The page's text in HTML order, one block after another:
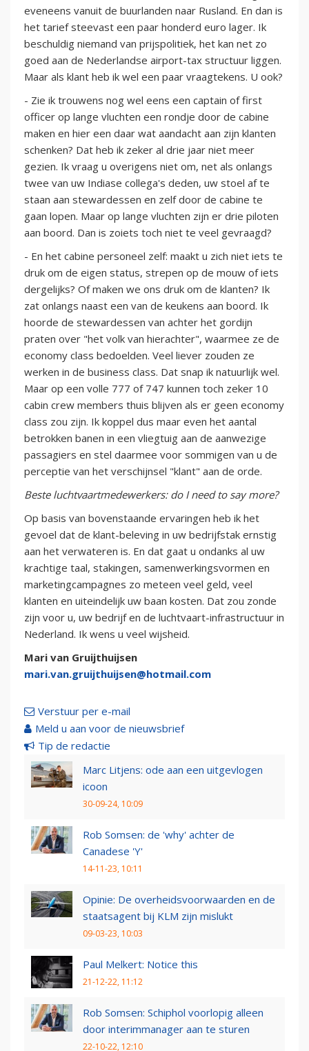
eveneens vanuit de buurlanden naar Rusland. En dan is
het tarief steevast een paar honderd euro lager. Ik
beschuldig niemand van prijspolitiek, het kan net zo
goed aan de Nederlandse airport-tax structuur liggen.
Maar als klant heb ik wel een paar vraagtekens. U ook?
- Zie ik trouwens nog wel eens een captain of first
officer op lange vluchten een rondje door de cabine
maken en hier een daar wat aandacht aan zijn klanten
schenken? Dat heb ik zeker al drie jaar niet meer
gezien. Ik vraag u overigens niet om, net als onlangs
twee van uw Indiase collega's deden, uw stoel af te
staan aan stewardessen en zelf door de cabine te
gaan lopen. Maar op lange vluchten zijn er drie piloten
aan boord. Dan is zoiets toch niet te veel gevraagd?
- En het cabine personeel zelf: maakt u zich niet iets te
druk om de eigen status, strepen op de mouw of iets
dergelijks? Of maken we ons druk om de klanten? Ik
zat onlangs naast een van de keukens aan boord. Ik
hoorde de stewardessen van achter het gordijn
praten over "het volk van hierachter", waarmee ze de
economy class bedoelden. Veel liever zouden ze
werken in de business class. Dat snap ik natuurlijk wel.
Maar op een volle 777 of 747 kunnen toch zeker 10
cabin crew members thuis blijven als er geen economy
class zou zijn. Ik koppel dus maar even het aantal
betrokken banen in een vliegtuig aan de aanwezige
passagiers en stel daarmee voor sommigen van u de
perceptie van het verschijnsel "klant" aan de orde.
Beste luchtvaartmedewerkers: do I need to say more?
Op basis van bovenstaande ervaringen heb ik het
gevoel dat de klant-beleving in uw bedrijfstak ernstig
aan het verwateren is. En dat gaat u ondanks al uw
krachtige taal, stakingen, samenwerkingsvormen en
marketingcampagnes zo meteen veel geld, veel
klanten en uiteindelijk uw baan kosten. Dat zou zonde
zijn voor u, uw bedrijf en de luchtvaart-infrastructuur in
Nederland. Ik wens u veel wijsheid.
Mari van Gruijthuijsen
mari.van.gruijthuijsen@hotmail.com
Verstuur per e-mail
Meld u aan voor de nieuwsbrief
Tip de redactie
Marc Litjens: ode aan een uitgevlogen
icoon
30-09-24, 10:09
Rob Somsen: de 'why' achter de
Canadese 'Y'
14-11-23, 10:11
Opinie: De overheidsvoorwaarden en de
staatsagent bij KLM zijn mislukt
09-03-23, 10:03
Paul Melkert: Notice this
21-12-22, 11:12
Rob Somsen: Schiphol voorlopig alleen
door interimmanager aan te sturen
22-10-22, 12:10